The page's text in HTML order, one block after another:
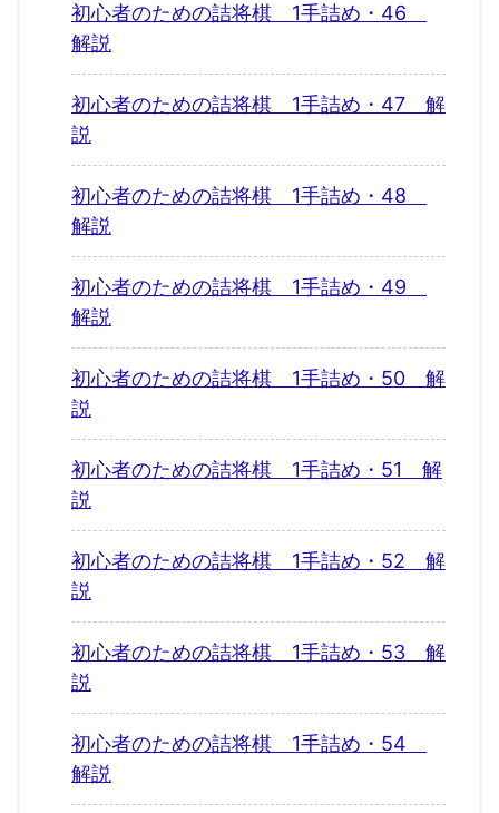
初心者のための詰将棋 1手詰め・46
解説
初心者のための詰将棋 1手詰め・47 解
説
初心者のための詰将棋 1手詰め・48
解説
初心者のための詰将棋 1手詰め・49
解説
初心者のための詰将棋 1手詰め・50 解
説
初心者のための詰将棋 1手詰め・51 解
説
初心者のための詰将棋 1手詰め・52 解
説
初心者のための詰将棋 1手詰め・53 解
説
初心者のための詰将棋 1手詰め・54
解説